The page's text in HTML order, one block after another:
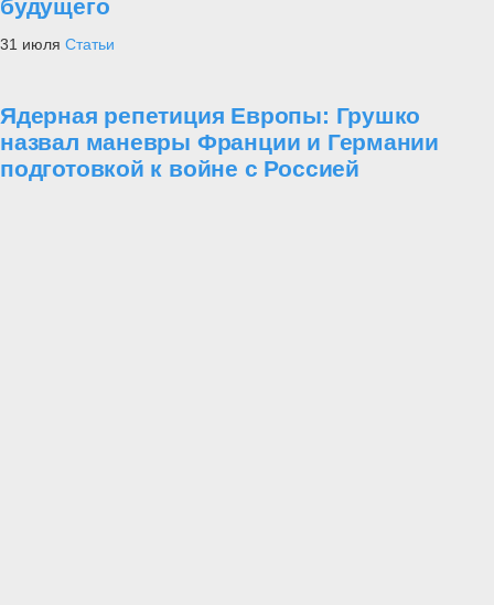
будущего
31 июля Статьи
Ядерная репетиция Европы: Грушко
назвал маневры Франции и Германии
подготовкой к войне с Россией